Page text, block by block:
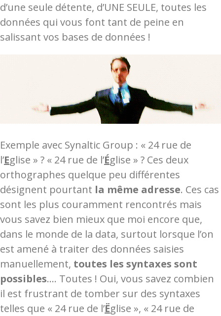
d’une seule détente, d’UNE SEULE, toutes les
données qui vous font tant de peine en
salissant vos bases de données !
Exemple avec Synaltic Group : « 24 rue de
l’Eglise » ? « 24 rue de l’Église » ? Ces deux
orthographes quelque peu différentes
désignent pourtant la même adresse. Ces cas
sont les plus couramment rencontrés mais
vous savez bien mieux que moi encore que,
dans le monde de la data, surtout lorsque l’on
est amené à traiter des données saisies
manuellement, toutes les syntaxes sont
possibles…. Toutes ! Oui, vous savez combien
il est frustrant de tomber sur des syntaxes
telles que « 24 rue de l’Ëglise », « 24 rue de